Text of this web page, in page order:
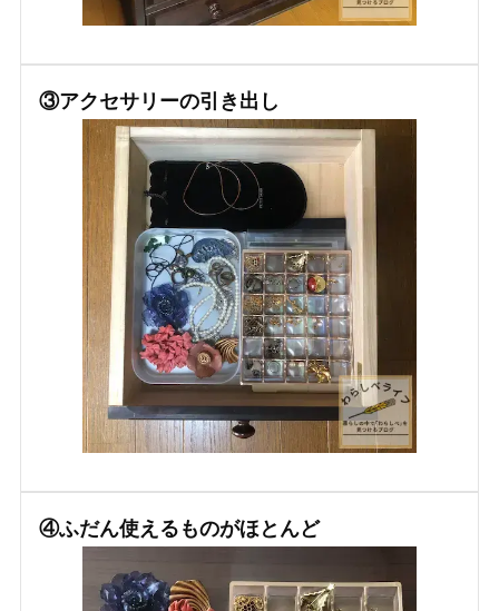
③アクセサリーの引き出し
④ふだん使えるものがほとんど